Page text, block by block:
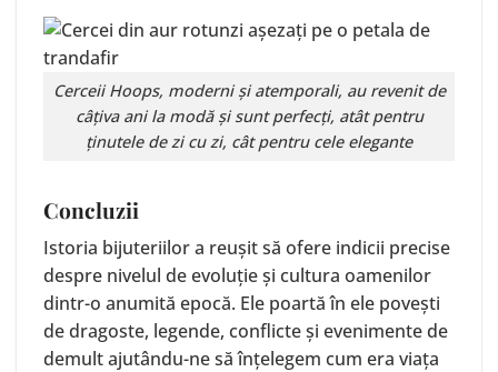
Cerceii Hoops, moderni și atemporali, au revenit de
câțiva ani la modă și sunt perfecți, atât pentru
ținutele de zi cu zi, cât pentru cele elegante
Concluzii
Istoria bijuteriilor a reușit să ofere indicii precise
despre nivelul de evoluție și cultura oamenilor
dintr-o anumită epocă. Ele poartă în ele povești
de dragoste, legende, conflicte și evenimente de
demult ajutându-ne să înțelegem cum era viața